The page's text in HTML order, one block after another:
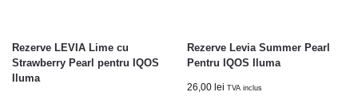
Rezerve LEVIA Lime cu
Strawberry Pearl pentru IQOS
Iluma
Rezerve Levia Summer Pearl
Pentru IQOS Iluma
26,00 lei TVA inclus